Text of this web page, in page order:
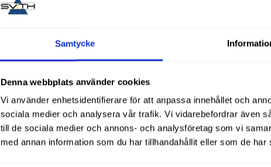
Samtycke
Denna webbplats använder cookies
Vi använder enhetsidentifierare för att anpassa innehållet och
sociala medier och analysera vår trafik. Vi vidarebefordrar även
till de sociala medier och annons- och analysföretag som vi
med annan information som du har tillhandahållit eller som de